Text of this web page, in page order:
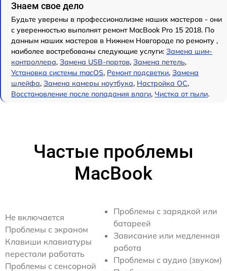
Знаем свое дело
Будьте уверены в профессионализме наших мастеров - они
с уверенностью выполнят ремонт MacBook Pro 15 2018. По
данным наших мастеров в Нижнем Новгороде по ремонту ,
наиболее востребованы следующие услуги: Замена шим-
контроллера, Замена USB-портов, Замена петель,
Установка системы macOS, Ремонт подсветки, Замена
шлейфа, Замена камеры ноутбука, Настройка ОС,
Восстановление после попадания влаги, Чистка от пыли.
Частые проблемы
MacBook
Не включается
Проблемы с экраном
Клавиши клавиатуры
перестали работать
Проблемы с сенсорной
Проблемы с зарядкой или
батареей
Зависание или медленная
работа
Проблемы с аудио (звуком)